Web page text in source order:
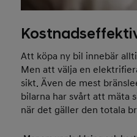
Att köpa ny bil innebär
Men att välja en
sikt. Även de mest
bilarna har svårt att mäta
när det gäller den totala